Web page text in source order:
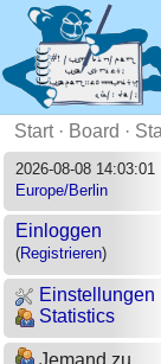
Start· Board ·
2026-08-08 14:03:01
Europe/Berlin
Einloggen
(Registrieren)
Einstellungen
Statistics